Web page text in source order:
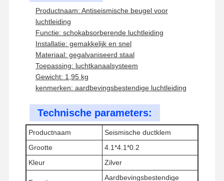
Thuis Producten Video's
Productnaam: Antiseismische beugel voor
luchtleiding
Functie: schokabsorberende luchtleiding
Installatie: gemakkelijk en snel
Materiaal: gegalvaniseerd staal
Toepassing: luchtkanaalsysteem
Gewicht: 1,95 kg
kenmerken: aardbevingsbestendige luchtleiding
Technische parameters:
Productnaam
Seismische ductklem
Grootte
4.1*4.1*0.2
Kleur
Zilver
Aardbevingsbestendige